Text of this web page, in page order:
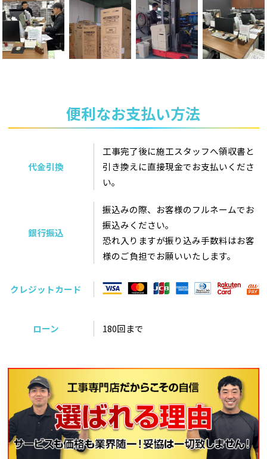
便利なお支払い方法
代金引換
工事完了後に施工スタッフへ領収書と
引き換えに直接現金でお支払いくださ
い。
銀行振込
振込みの際、お客様のフルネームでお
振込みください。
恐れ入りますが振り込み手数料はお客
様のご負担でお願いいたします。
クレジットカード
ローン 180回まで